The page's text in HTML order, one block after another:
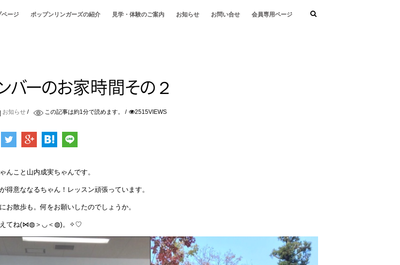
ページ ポップンリンガーズの紹介 見学・体験のご案内 お知らせ お問い合せ 会員専用ページ
バーのお家時間その ２
お知らせ この記事は約1分で読めます。 2515VIEWS
んこと山内成実ちゃんです。
得意ななるちゃん！レッスン頑張っています。
お散歩も。何をお願いしたのでしょうか。
えてね(⋈◍＞◡＜◍)。✧♡